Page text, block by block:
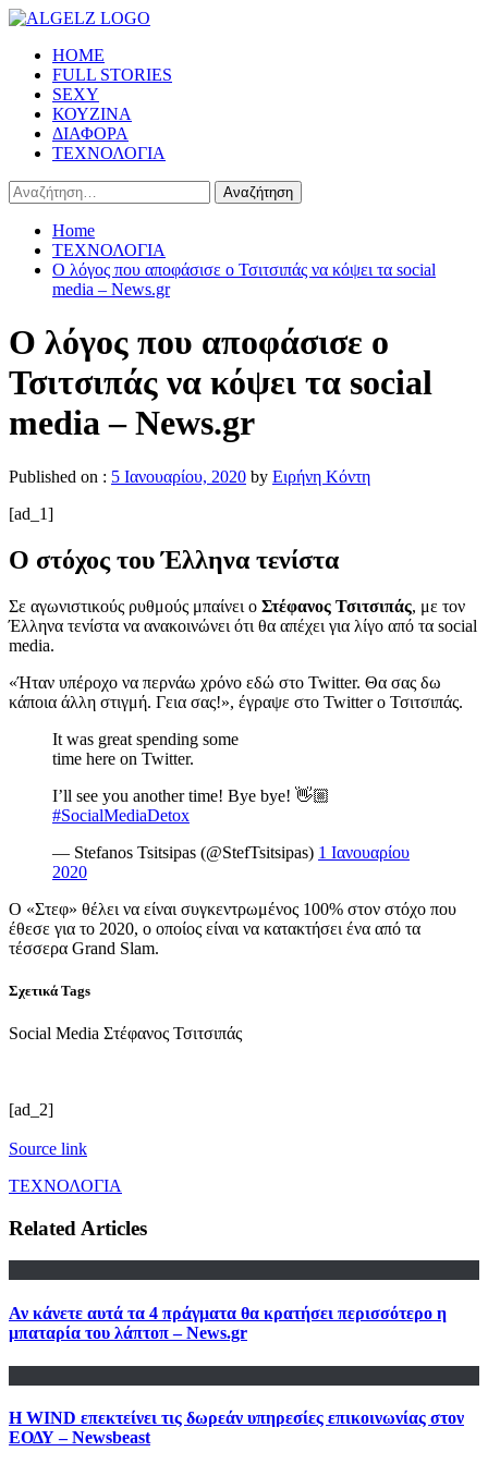
Skip
content
Primary
Menu
HOME
FULL STORIES
SEXY
ΚΟΥΖΙΝΑ
ΔΙΑΦΟΡΑ
ΤΕΧΝΟΛΟΓΙΑ
Αναζήτηση
για:
Home
ΤΕΧΝΟΛΟΓΙΑ
Ο λόγος που αποφάσισε ο Τσιτσιπάς να κόψει τα social
media – News.gr
Ο λόγος που αποφάσισε ο
Τσιτσιπάς να κόψει τα social
media – News.gr
Published on : 5 Ιανουαρίου, 2020 by Ειρήνη Κόντη
[ad_1]
Ο στόχος του Έλληνα τενίστα
Σε αγωνιστικούς ρυθμούς μπαίνει ο Στέφανος Τσιτσιπάς, με τον
Έλληνα τενίστα να ανακοινώνει ότι θα απέχει για λίγο από τα social
media.
«Ήταν υπέροχο να περνάω χρόνο εδώ στο Twitter. Θα σας δω
κάποια άλλη στιγμή. Γεια σας!», έγραψε στο Twitter ο Τσιτσιπάς.
It was great spending some
time here on Twitter.
I’ll see you another time! Bye bye! 👋🏼
#SocialMediaDetox
— Stefanos Tsitsipas (@StefTsitsipas) 1 Ιανουαρίου
2020
Ο «Στεφ» θέλει να είναι συγκεντρωμένος 100% στον στόχο που
έθεσε για το 2020, ο οποίος είναι να κατακτήσει ένα από τα
τέσσερα Grand Slam.
Σχετικά Tags
Social Media Στέφανος Τσιτσιπάς
[ad_2]
Source link
ΤΕΧΝΟΛΟΓΙΑ
Related Articles
Αν κάνετε αυτά τα 4 πράγματα θα κρατήσει περισσότερο η
μπαταρία του λάπτοπ – News.gr
Η WIND επεκτείνει τις δωρεάν υπηρεσίες επικοινωνίας στον
ΕΟΔΥ – Newsbeast